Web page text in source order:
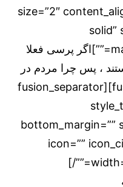
size=”2″
solid”
margin_bottom=”” class=”” id=””]اگر پرسی فعلا
، پس چرا مردم در
نشر آن میکوشند ؟ [/fusion_title][fusion_separator
bottom_margin=””
icon=””
width=”” alignment=”” class=”” id=””/]